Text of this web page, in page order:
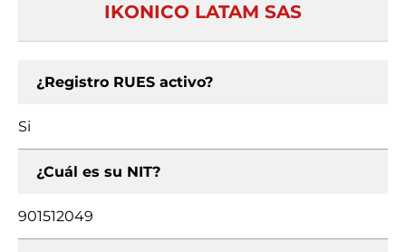
IKONICO LATAM SAS
¿Registro RUES activo?
Si
¿Cuál es su NIT?
901512049